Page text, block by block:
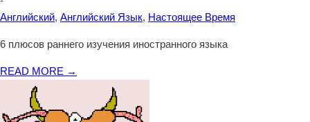
Английский, Английский Язык, Настоящее Время
6 плюсов раннего изучения иностранного языка
READ MORE →